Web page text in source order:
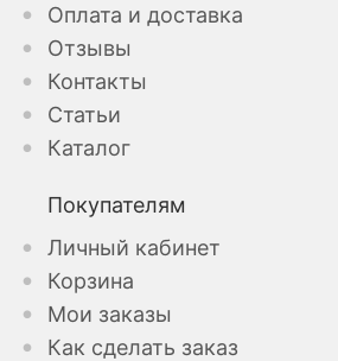
Оплата и доставка
Отзывы
Контакты
Статьи
Каталог
Покупателям
Личный кабинет
Корзина
Мои заказы
Как сделать заказ